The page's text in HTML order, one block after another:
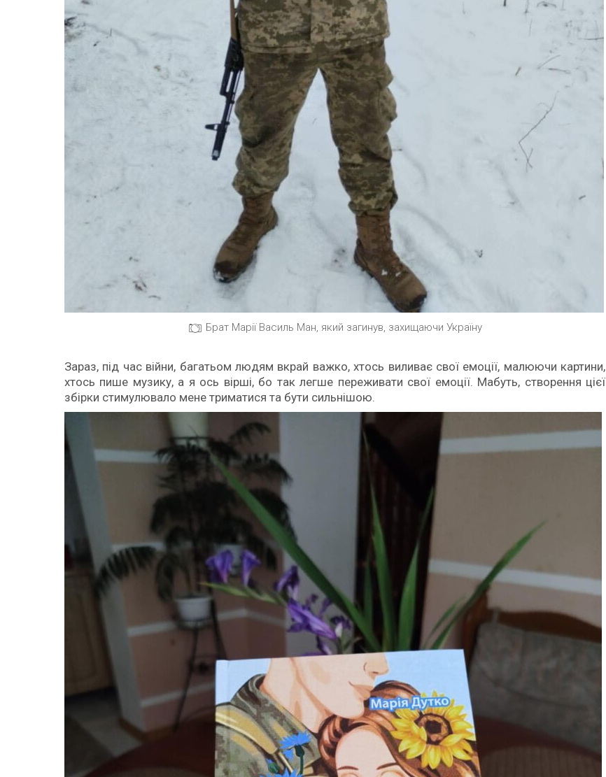
Брат Марії Василь Ман, який загинув, захищаючи Україну
Зараз, під час війни, багатьом людям вкрай важко, хтось виливає свої емоції, малюючи картини,
хтось пише музику, а я ось вірші, бо так легше переживати свої емоції. Мабуть, створення цієї
збірки стимулювало мене триматися та бути сильнішою.